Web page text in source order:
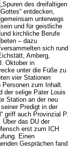
„Spuren des dreifaltigen
Gottes“ entdecken,
gemeinsam unterwegs
sein und für geistliche
und kirchliche Berufe
beten – dazu
versammelten sich rund
Amberg,
Oktober in
unter die Füße zu
vier Stationen
zum Inhalt.
der selige Pater Louis
Station an der neu
Predigt in der
griff auch Provinzial P.
Über das DU der
erst zum ICH
Einen
Gesprächen fand